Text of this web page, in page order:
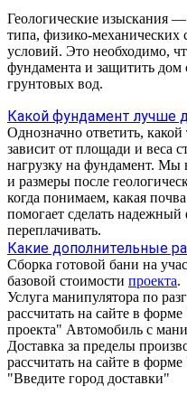
Геологические изыскания
типа, физико-механических
условий. Это необходимо,
фундамента и защитить дом
грунтовых вод.
Какой фундамент лучше
Однозначно ответить,
зависит от площади и веса
нагрузку на фундамент.
и размеры после
когда понимаем, какая
помогает сделать
переплачивать.
Какие дополнительные
Сборка готовой бани на
базовой стоимости проекта.
Услуга манипулятора по
рассчитать на сайте в
проекта" Автомобиль с
Доставка за пределы
рассчитать на сайте в
"Введите город доставки"